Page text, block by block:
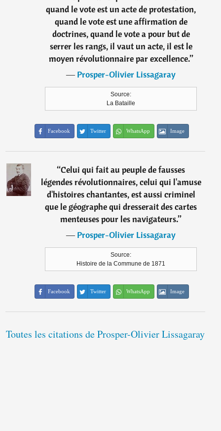
quand le vote est un acte de protestation,
quand le vote est une affirmation de
doctrines, quand le vote a pour but de
serrer les rangs, il vaut un acte, il est le
moyen révolutionnaire par excellence.”
―Prosper-Olivier Lissagaray
Source:
La Bataille
Facebook Twitter WhatsApp Image
“Celui qui fait au peuple de fausses
légendes révolutionnaires, celui qui l'amuse
d'histoires chantantes, est aussi criminel
que le géographe qui dresserait des cartes
menteuses pour les navigateurs.”
―Prosper-Olivier Lissagaray
Source:
Histoire de la Commune de 1871
Facebook Twitter WhatsApp Image
Toutes les citations de Prosper-Olivier Lissagaray